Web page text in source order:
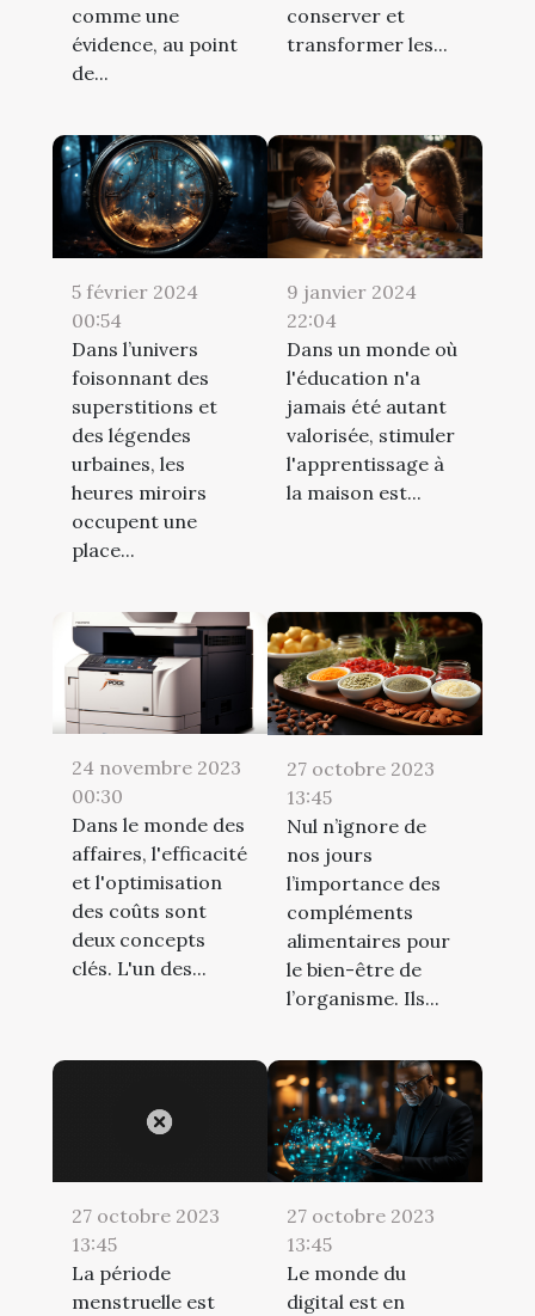
comme une
évidence, au point
de...
conserver et
transformer les...
5 février 2024
00:54
Dans l’univers
foisonnant des
superstitions et
des légendes
urbaines, les
heures miroirs
occupent une
place...
9 janvier 2024
22:04
Dans un monde où
l'éducation n'a
jamais été autant
valorisée, stimuler
l'apprentissage à
la maison est...
24 novembre 2023
00:30
Dans le monde des
affaires, l'efficacité
et l'optimisation
des coûts sont
deux concepts
clés. L'un des...
27 octobre 2023
13:45
Nul n’ignore de
nos jours
l’importance des
compléments
alimentaires pour
le bien-être de
l’organisme. Ils...
27 octobre 2023
13:45
La période
menstruelle est
27 octobre 2023
13:45
Le monde du
digital est en